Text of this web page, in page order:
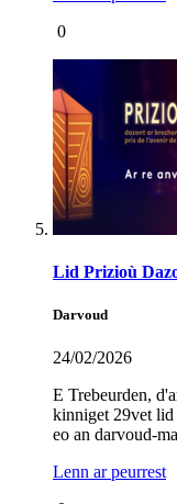
0
Lid Prizioù
Darvoud
24/02/2026
E Trebeurden,
kinniget 29vet lid
eo an darvoud-
Lenn ar peurrest